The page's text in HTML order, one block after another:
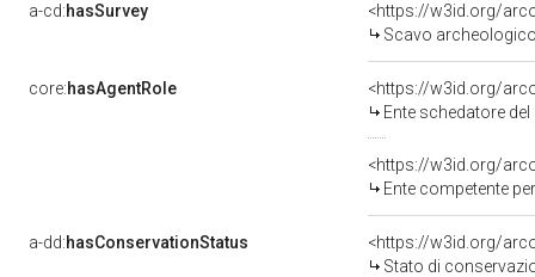
a-cd:hasSurvey
<https://w3id.org/
Scavo
core:hasAgentRole
<https://w3id.org/
Ente schedatore
<https://w3id.org/
Ente competente
a-dd:hasConservationStatus
<https://w3id.org/
Stato di